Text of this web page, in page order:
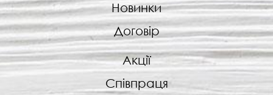
Новинки
Договір
Акції
Співпраця